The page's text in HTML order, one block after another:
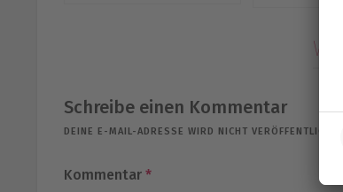
Schreibe einen Kommentar
DEINE E-MAIL-ADRESSE WIRD NICHT VERÖFFENTLICHT.
Kommentar *